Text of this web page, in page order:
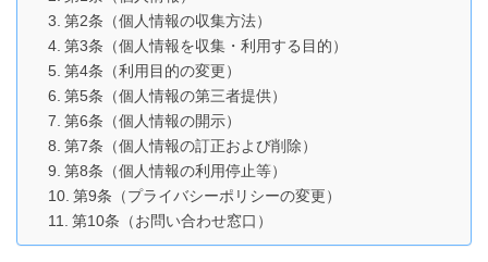
第2条（個人情報の収集方法）
第3条（個人情報を収集・利用する目的）
第4条（利用目的の変更）
第5条（個人情報の第三者提供）
第6条（個人情報の開示）
第7条（個人情報の訂正および削除）
第8条（個人情報の利用停止等）
第9条（プライバシーポリシーの変更）
第10条（お問い合わせ窓口）